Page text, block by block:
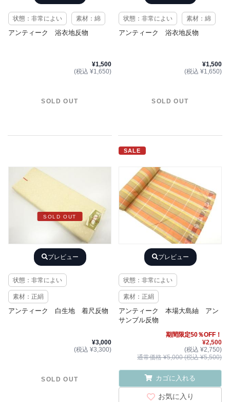
状態：非常によい 素材：綿
アンティーク 浴衣地反物
¥1,500
(税込 ¥1,650)
SOLD OUT
状態：非常によい 素材：綿
アンティーク 浴衣地反物
¥1,500
(税込 ¥1,650)
SOLD OUT
SOLD OUT
プレビュー
状態：非常によい
素材：正絹
アンティーク 白生地 着尺反物
¥3,000
(税込 ¥3,300)
SOLD OUT
SALE
プレビュー
状態：非常によい
素材：正絹
アンティーク 本場大島紬 アン
サンブル反物
期間限定50％OFF！
¥2,500
(税込 ¥2,750)
通常価格 ¥5,000 (税込 ¥5,500)
カゴに入れる
お気に入り